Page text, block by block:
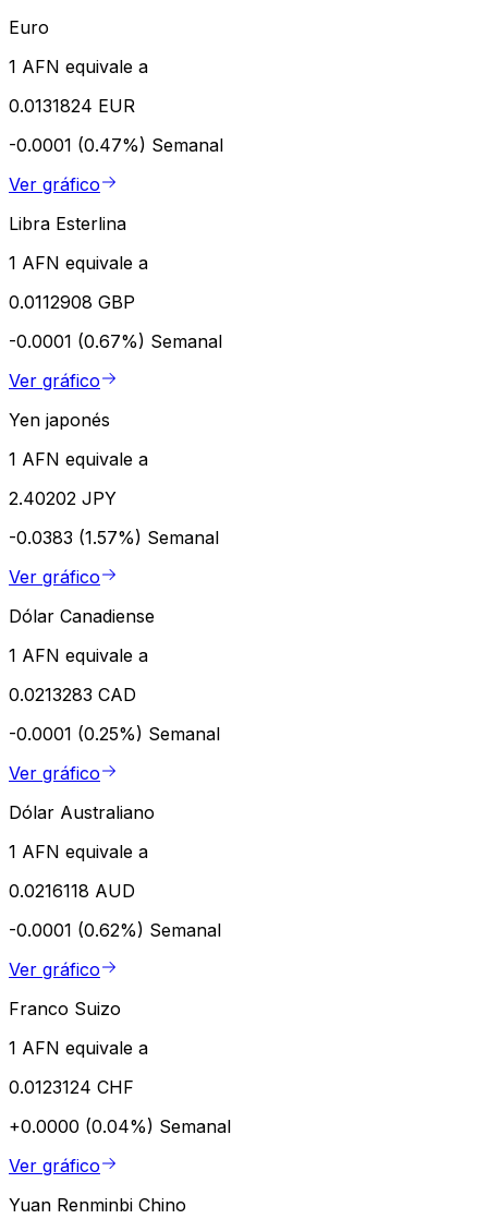
Euro
1 AFN equivale a
0.0131824 EUR
-0.0001 (0.47%) Semanal
Ver gráfico
Libra Esterlina
1 AFN equivale a
0.0112908 GBP
-0.0001 (0.67%) Semanal
Ver gráfico
Yen japonés
1 AFN equivale a
2.40202 JPY
-0.0383 (1.57%) Semanal
Ver gráfico
Dólar Canadiense
1 AFN equivale a
0.0213283 CAD
-0.0001 (0.25%) Semanal
Ver gráfico
Dólar Australiano
1 AFN equivale a
0.0216118 AUD
-0.0001 (0.62%) Semanal
Ver gráfico
Franco Suizo
1 AFN equivale a
0.0123124 CHF
+0.0000 (0.04%) Semanal
Ver gráfico
Yuan Renminbi Chino